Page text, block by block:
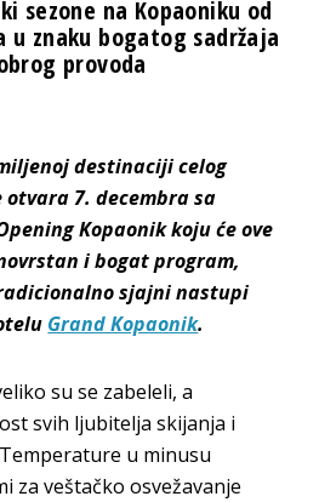
sezone na Kopaoniku od
u znaku bogatog sadržaja
provoda
destinaciji celog
otvara 7. decembra sa
Kopaonik koju će ove
i bogat program,
sjajni nastupi
Grand Kopaonik.
su se zabeleli, a
svih ljubitelja skijanja i
u minusu
za veštačko osvežavanje